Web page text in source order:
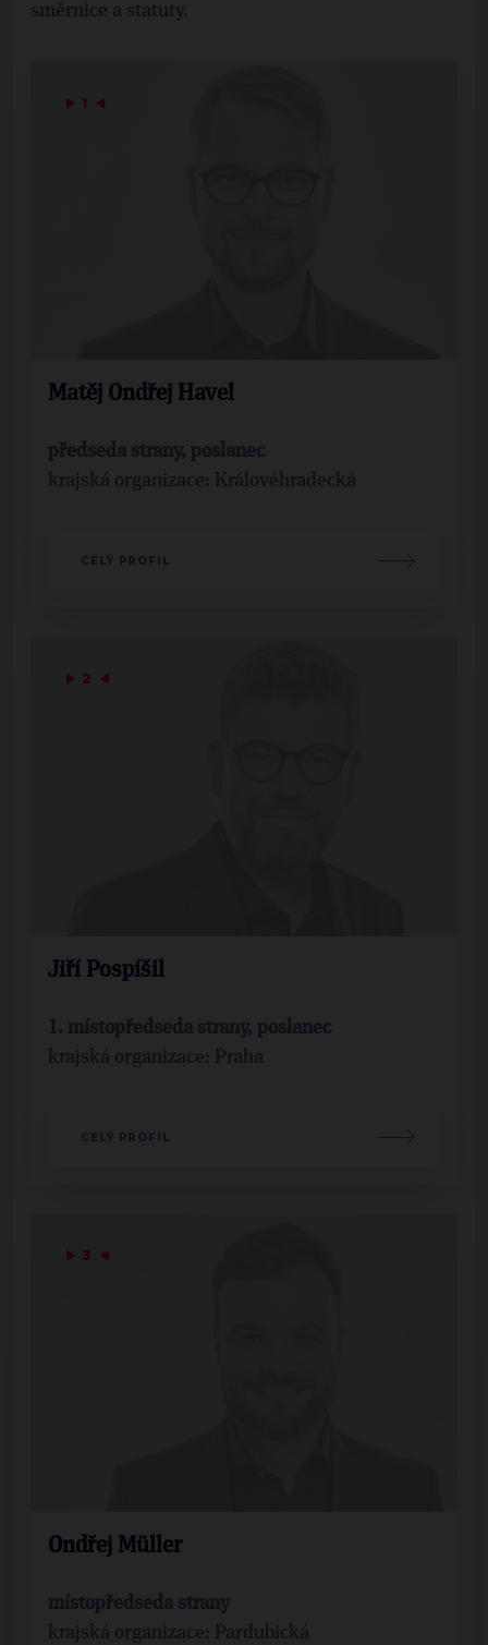
směrnice a statuty.
▶ 1 ◀
Matěj Ondřej Havel
předseda strany, poslanec
krajská organizace: Královéhradecká
CELÝ PROFIL
▶ 2 ◀
Jiří Pospíšil
1. místopředseda strany, poslanec
krajská organizace: Praha
CELÝ PROFIL
▶ 3 ◀
Ondřej Müller
místopředseda strany
krajská organizace: Pardubická